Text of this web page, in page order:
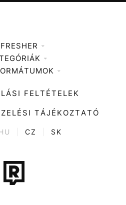
Zene
Divat
Kultúra
ENTR
Tudomány
Sport
FELTÉTELEK
TÁJÉKOZTATÓ
CZ SK